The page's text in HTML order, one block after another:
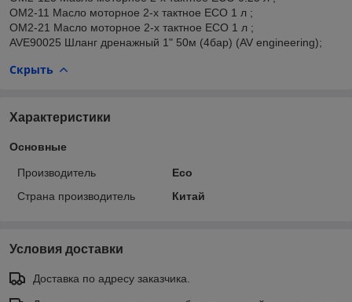
OM2-11 Масло моторное 2-х тактное ECO 1 л ;
OM2-21 Масло моторное 2-х тактное ECO 1 л ;
AVE90025 Шланг дренажный 1" 50м (4бар) (AV engineering);
Скрыть
Характеристики
Основные
Производитель
Eco
Страна производитель
Китай
Условия доставки
Доставка по адресу заказчика.